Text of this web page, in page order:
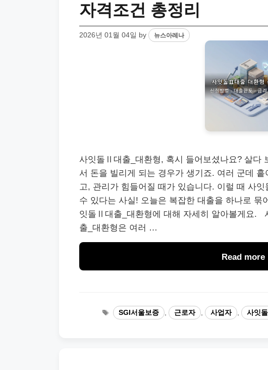
자격조건 총정리
2026년 01월 04일 by 뉴스아레나
사잇돌Ⅱ대출_대환형, 혹시 들어보셨나요? 살다
서 돈을 빌리게 되는 경우가 생기죠. 여러 군데
고, 관리가 힘들어질 때가 있습니다. 이럴 때 사
수 있다는 사실! 오늘은 복잡한 대출을 하나로 묶
잇돌Ⅱ대출_대환형에 대해 자세히 알아볼게요
출_대환형은 여러 …
Read more
Tags
SGI서울보증 , 근로자 , 사업자 , 사잇